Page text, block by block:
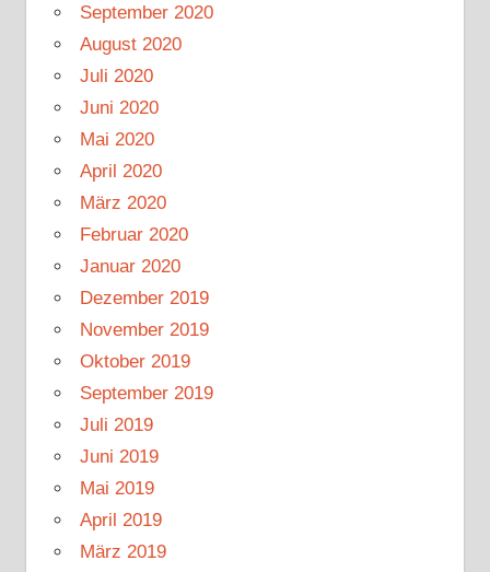
September 2020
August 2020
Juli 2020
Juni 2020
Mai 2020
April 2020
März 2020
Februar 2020
Januar 2020
Dezember 2019
November 2019
Oktober 2019
September 2019
Juli 2019
Juni 2019
Mai 2019
April 2019
März 2019